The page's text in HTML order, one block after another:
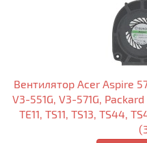
Вентилятор Acer Aspire
V3-551G, V3-571G, Packard
TE11, TS11, TS13, TS44,